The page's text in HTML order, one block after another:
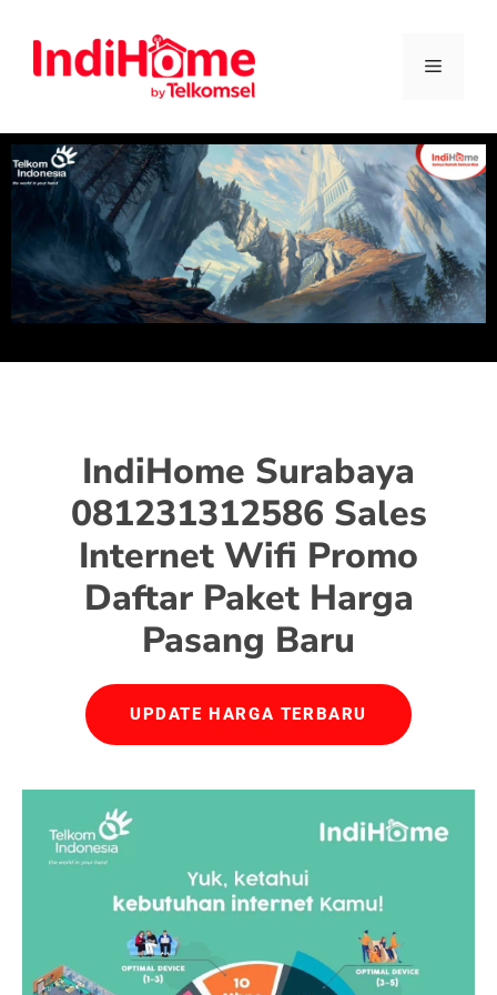
IndiHome Surabaya
081231312586 Sales
Internet Wifi Promo
Daftar Paket Harga
Pasang Baru
UPDATE HARGA TERBARU